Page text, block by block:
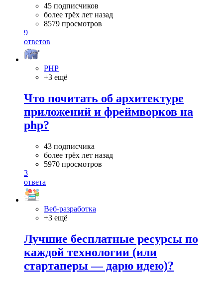
45 подписчиков
более трёх лет назад
8579 просмотров
9
ответов
PHP
+3 ещё
Что почитать об архитектуре
приложений и фреймворков на
php?
43 подписчика
более трёх лет назад
5970 просмотров
3
ответа
Веб-разработка
+3 ещё
Лучшие бесплатные ресурсы по
каждой технологии (или
стартаперы — дарю идею)?